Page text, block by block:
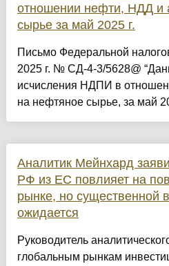
отношении нефти, НДД и
сырье за май 2025 г.
Письмо Федеральной
2025 г. № СД-4-3/5628@
исчисления НДПИ в
на нефтяное сырье, за май
Аналитик Мейнхард
РФ из ЕС повлияет на
рынке, но существенной
ожидается
Руководитель
глобальным рынкам